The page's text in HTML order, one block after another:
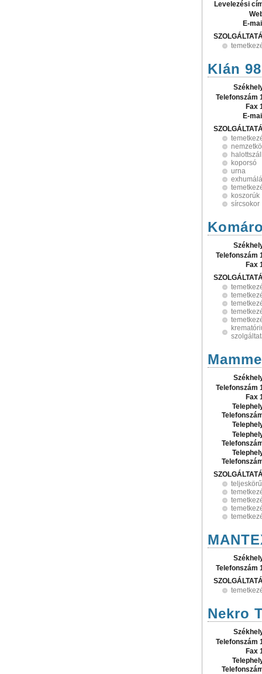
Levelezési
E-
Klán
Telefonszám
Fax
E-
koporsó
urna
koszorúk
sírcsokor
Telefonszám
Fax
Telefonszám
Fax
Telefonszám
Nekro
Telefonszám
Fax